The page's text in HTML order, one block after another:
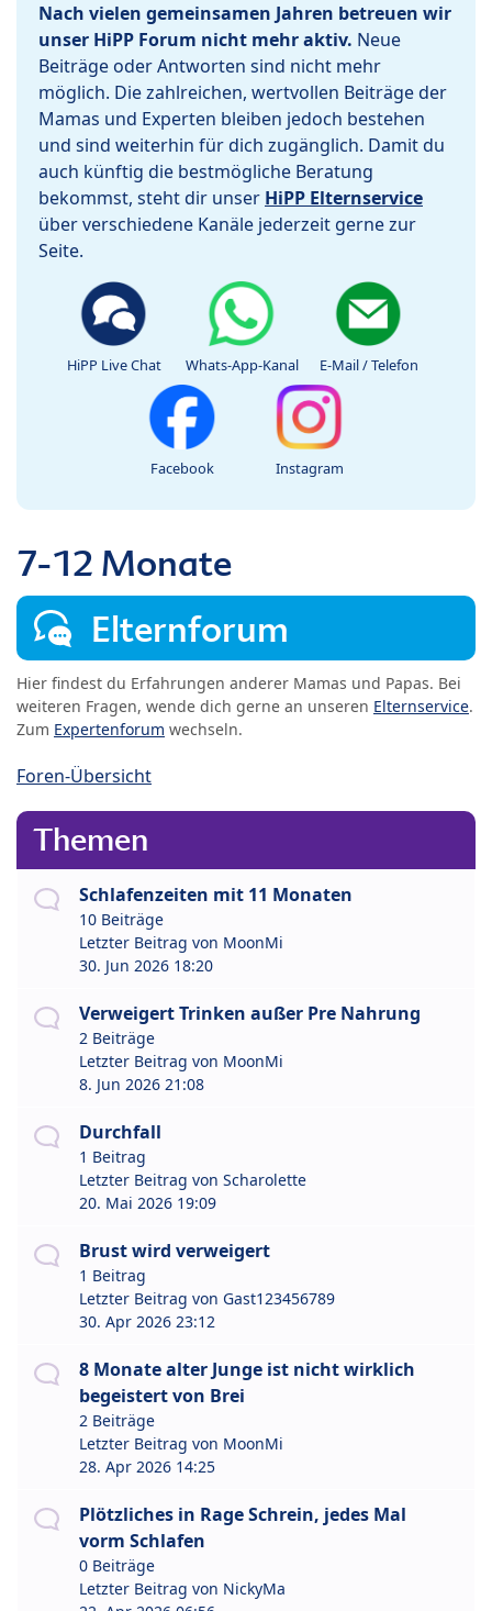
Nach vielen gemeinsamen Jahren betreuen wir
unser HiPP Forum nicht mehr aktiv. Neue
Beiträge oder Antworten sind nicht mehr
möglich. Die zahlreichen, wertvollen Beiträge der
Mamas und Experten bleiben jedoch bestehen
und sind weiterhin für dich zugänglich. Damit du
auch künftig die bestmögliche Beratung
bekommst, steht dir unser HiPP Elternservice
über verschiedene Kanäle jederzeit gerne zur
Seite.
HiPP Live Chat Whats-App-Kanal E-Mail / Telefon
Facebook Instagram
7-12 Monate
Elternforum
Hier findest du Erfahrungen anderer Mamas und Papas. Bei
weiteren Fragen, wende dich gerne an unseren Elternservice.
Zum Expertenforum wechseln.
Foren-Übersicht
Themen
Schlafenzeiten mit 11 Monaten
10 Beiträge
Letzter Beitrag von MoonMi
30. Jun 2026 18:20
Verweigert Trinken außer Pre Nahrung
2 Beiträge
Letzter Beitrag von MoonMi
8. Jun 2026 21:08
Durchfall
1 Beitrag
Letzter Beitrag von Scharolette
20. Mai 2026 19:09
Brust wird verweigert
1 Beitrag
Letzter Beitrag von Gast123456789
30. Apr 2026 23:12
8 Monate alter Junge ist nicht wirklich
begeistert von Brei
2 Beiträge
Letzter Beitrag von MoonMi
28. Apr 2026 14:25
Plötzliches in Rage Schrein, jedes Mal
vorm Schlafen
0 Beiträge
Letzter Beitrag von NickyMa